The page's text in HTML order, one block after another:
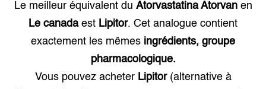
Le meilleur équivalent du Atorvastatina Atorvanen
Le canadaest Lipitor. Cet analogue contient
exactement les mêmes ingrédients, groupe
pharmacologique.
Vous pouvez acheter Lipitor(alternative à